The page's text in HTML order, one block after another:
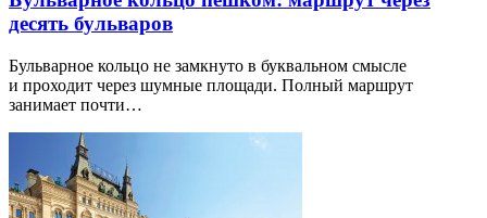
десять бульваров
Бульварное кольцо не замкнуто в буквальном смысле
и проходит через шумные площади. Полный маршрут
занимает почти…